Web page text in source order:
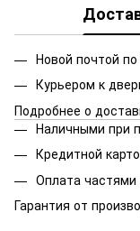
Новой почтой
Курьером к
Подробнее о
Наличными при
Кредитной карто
Оплата частями
Гарантия от